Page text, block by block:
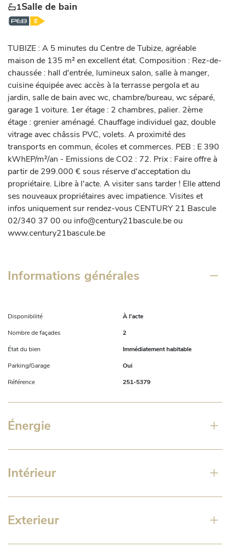
1Salle de bain
TUBIZE : A 5 minutes du Centre de Tubize, agréable
maison de 135 m² en excellent état. Composition : Rez-de-
chaussée : hall d'entrée, lumineux salon, salle à manger,
cuisine équipée avec accès à la terrasse pergola et au
jardin, salle de bain avec wc, chambre/bureau, wc séparé,
garage 1 voiture. 1er étage : 2 chambres, palier. 2ème
étage : grenier aménagé. Chauffage individuel gaz, double
vitrage avec châssis PVC, volets. A proximité des
transports en commun, écoles et commerces. PEB : E 390
kWhEP/m²/an - Emissions de CO2 : 72. Prix : Faire offre à
partir de 299.000 € sous réserve d'acceptation du
propriétaire. Libre à l'acte. A visiter sans tarder ! Elle attend
ses nouveaux propriétaires avec impatience. Visites et
infos uniquement sur rendez-vous CENTURY 21 Bascule
02/340 37 00 ou info@century21bascule.be ou
www.century21bascule.be
Informations générales
Disponibilité
À l'acte
Nombre de façades
2
État du bien
Immédiatement habitable
Parking/Garage
Oui
Référence
251-5379
Énergie
Intérieur
Exterieur